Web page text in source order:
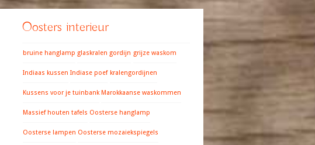
Oosters interieur
bruine hanglamp glaskralen gordijn grijze waskom
Indiaas kussen Indiase poef kralengordijnen
Kussens voor je tuinbank Marokkaanse waskommen
Massief houten tafels Oosterse hanglamp
Oosterse lampen Oosterse mozaiekspiegels